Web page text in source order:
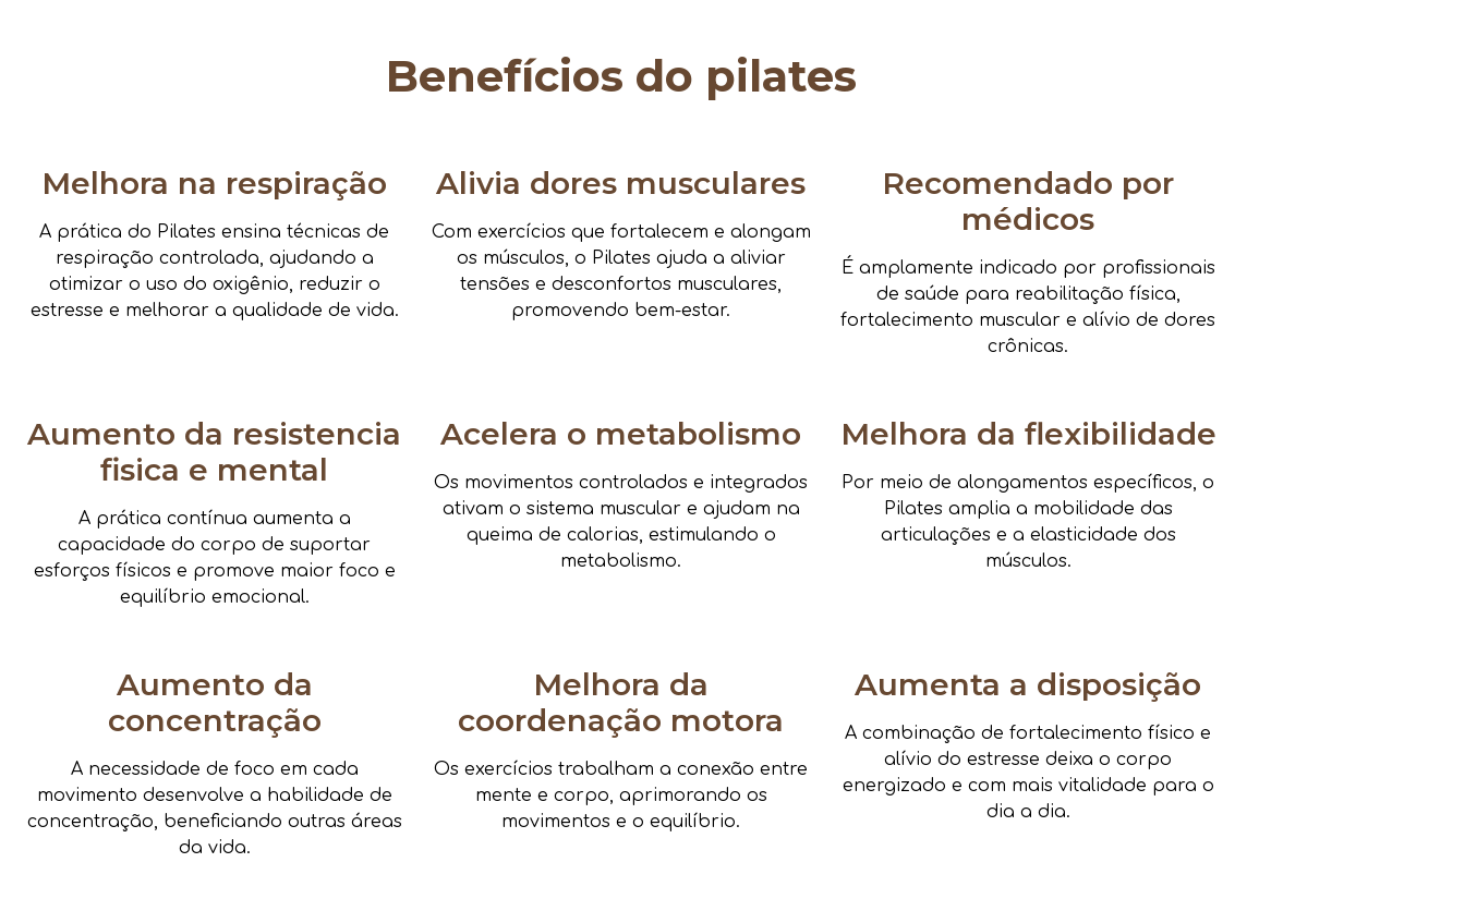
Benefícios do pilates
Melhora na respiração
A prática do Pilates ensina técnicas de
respiração controlada, ajudando a
otimizar o uso do oxigênio, reduzir o
estresse e melhorar a qualidade de vida.
Alivia dores musculares
Com exercícios que fortalecem e alongam
os músculos, o Pilates ajuda a aliviar
tensões e desconfortos musculares,
promovendo bem-estar.
Recomendado por
médicos
É amplamente indicado por profissionais
de saúde para reabilitação física,
fortalecimento muscular e alívio de dores
crônicas.
Aumento da resistencia
fisica e mental
A prática contínua aumenta a
capacidade do corpo de suportar
esforços físicos e promove maior foco e
equilíbrio emocional.
Acelera o metabolismo
Os movimentos controlados e integrados
ativam o sistema muscular e ajudam na
queima de calorias, estimulando o
metabolismo.
Melhora da flexibilidade
Por meio de alongamentos específicos, o
Pilates amplia a mobilidade das
articulações e a elasticidade dos
músculos.
Aumento da
concentração
A necessidade de foco em cada
movimento desenvolve a habilidade de
concentração, beneficiando outras áreas
da vida.
Melhora da
coordenação motora
Os exercícios trabalham a conexão entre
mente e corpo, aprimorando os
movimentos e o equilíbrio.
Aumenta a disposição
A combinação de fortalecimento físico e
alívio do estresse deixa o corpo
energizado e com mais vitalidade para o
dia a dia.